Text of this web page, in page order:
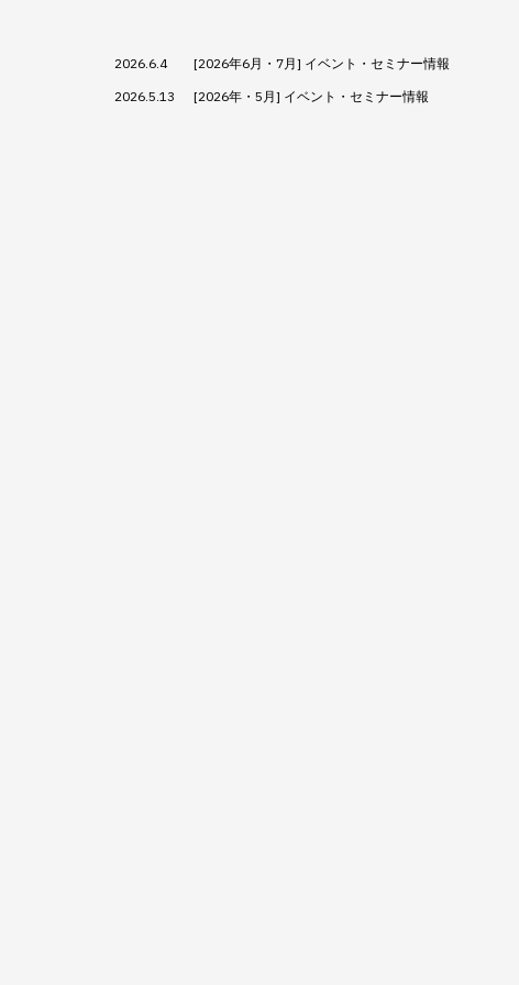
2026.6.4
[2026年6月・7月] イベント・セミナー情報
2026.5.13
[2026年・5月] イベント・セミナー情報